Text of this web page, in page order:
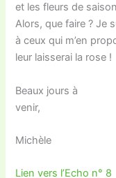
et les fleurs de
Alors, que faire ? Je
à ceux qui m’en
leur laisserai la rose !
Beaux jours à
venir,
Michèle
Lien vers l’Echo n° 8